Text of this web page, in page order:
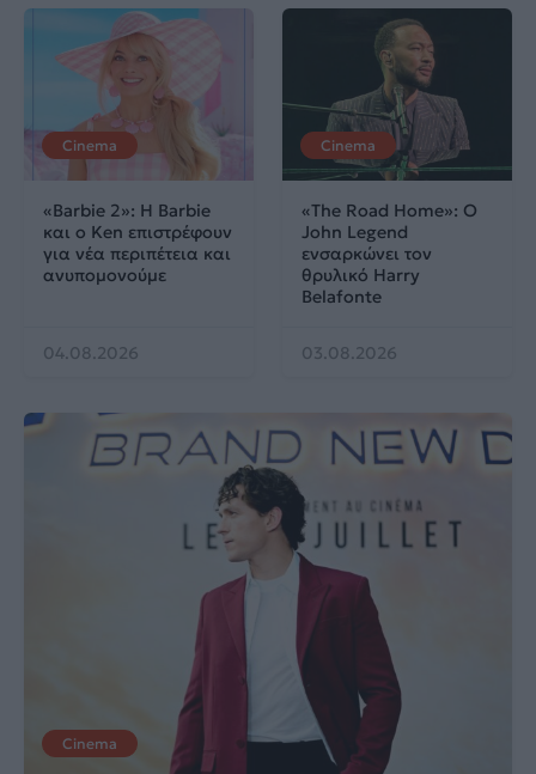
Cinema
«Barbie 2»: Η Barbie
και ο Ken επιστρέφουν
για νέα περιπέτεια και
ανυπομονούμε
04.08.2026
Cinema
«The Road Home»: Ο
John Legend
ενσαρκώνει τον
θρυλικό Harry
Belafonte
03.08.2026
Cinema